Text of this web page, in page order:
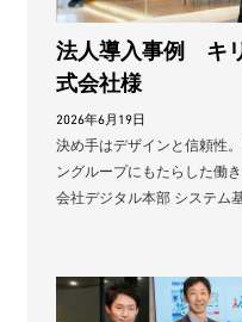
法人導入事例 キ
式会社様
2026年6月19日
決め手はデザインと信頼性
ングループにもたらした働
会社デジタル本部 システム